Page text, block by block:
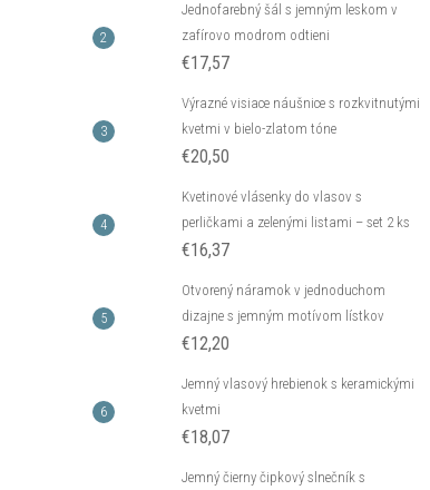
Jednofarebný šál s jemným leskom v
zafírovo modrom odtieni
€17,57
Výrazné visiace náušnice s rozkvitnutými
kvetmi v bielo-zlatom tóne
€20,50
Kvetinové vlásenky do vlasov s
perličkami a zelenými listami – set 2 ks
€16,37
Otvorený náramok v jednoduchom
dizajne s jemným motívom lístkov
€12,20
Jemný vlasový hrebienok s keramickými
kvetmi
€18,07
Jemný čierny čipkový slnečník s